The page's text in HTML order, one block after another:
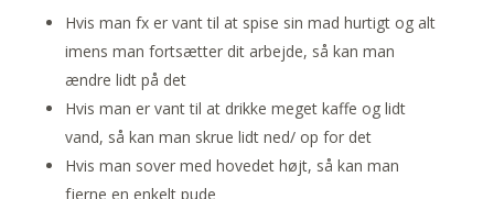
Hvis man fx er vant til at spise sin mad hurtigt og alt
imens man fortsætter dit arbejde, så kan man
ændre lidt på det
Hvis man er vant til at drikke meget kaffe og lidt
vand, så kan man skrue lidt ned/ op for det
Hvis man sover med hovedet højt, så kan man
fjerne en enkelt pude